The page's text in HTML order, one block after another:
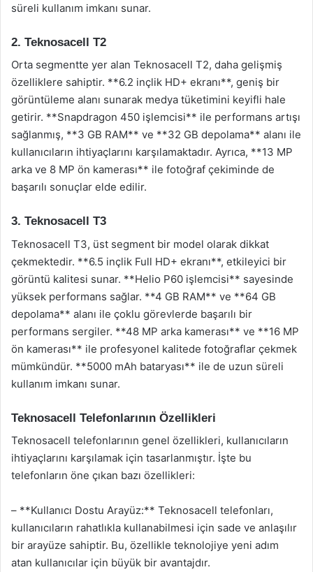
süreli kullanım imkanı sunar.
2. Teknosacell T2
Orta segmentte yer alan Teknosacell T2, daha gelişmiş
özelliklere sahiptir. **6.2 inçlik HD+ ekranı**, geniş bir
görüntüleme alanı sunarak medya tüketimini keyifli hale
getirir. **Snapdragon 450 işlemcisi** ile performans artışı
sağlanmış, **3 GB RAM** ve **32 GB depolama** alanı ile
kullanıcıların ihtiyaçlarını karşılamaktadır. Ayrıca, **13 MP
arka ve 8 MP ön kamerası** ile fotoğraf çekiminde de
başarılı sonuçlar elde edilir.
3. Teknosacell T3
Teknosacell T3, üst segment bir model olarak dikkat
çekmektedir. **6.5 inçlik Full HD+ ekranı**, etkileyici bir
görüntü kalitesi sunar. **Helio P60 işlemcisi** sayesinde
yüksek performans sağlar. **4 GB RAM** ve **64 GB
depolama** alanı ile çoklu görevlerde başarılı bir
performans sergiler. **48 MP arka kamerası** ve **16 MP
ön kamerası** ile profesyonel kalitede fotoğraflar çekmek
mümkündür. **5000 mAh bataryası** ile de uzun süreli
kullanım imkanı sunar.
Teknosacell Telefonlarının Özellikleri
Teknosacell telefonlarının genel özellikleri, kullanıcıların
ihtiyaçlarını karşılamak için tasarlanmıştır. İşte bu
telefonların öne çıkan bazı özellikleri:
– **Kullanıcı Dostu Arayüz:** Teknosacell telefonları,
kullanıcıların rahatlıkla kullanabilmesi için sade ve anlaşılır
bir arayüze sahiptir. Bu, özellikle teknolojiye yeni adım
atan kullanıcılar için büyük bir avantajdır.